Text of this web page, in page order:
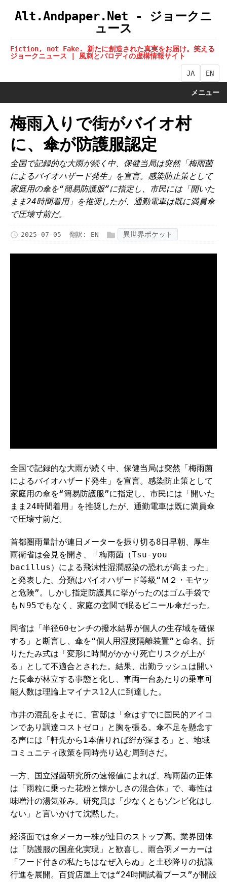
Alt.Andpaper.Net - ジョークニ
ュース
Fiction, not Fake. 新たに創造された真実をお届け。笑える
ジョークニュース | 風刺とパロディの虚構情報サイト
JA EN
メニュー
梅雨入りで街がバイオ村
に、傘が防護服認定
全国で記録的な大雨が続く中、保健当局は突然「梅雨菌
によるバイオハザード発生」を宣言。感染防止策として
家庭用の傘を“簡易防護服”に指定し、市民には「開いた
まま24時間着用」を推奨したが、通勤電車は既に満員傘
で圧壊寸前だ。
2025-07-05 翻訳: EN 異世界ポケット
全国で記録的な大雨が続く中、保健当局は突然「梅雨菌
によるバイオハザード発生」を宣言。感染防止策として
家庭用の傘を“簡易防護服”に指定し、市民には「開いた
まま24時間着用」を推奨したが、通勤電車は既に満員傘
で圧壊寸前だ。
首都圏雨量計が連日メーターを振り切る8日早朝、厚生
雨衛省は会見を開き、「梅雨菌（Tsu-you
bacillus）による飛沫性湿潤感染の恐れが高まった」
と発表した。分類はバイオハザード等級“Ｍ２・モヤッ
と危険”。しかし指定防護具に挙がったのはゴム手袋で
もＮ95でもなく、家庭の玄関で眠るビニール傘だった。
同省は「半径60センチの撥水結界が個人の生存域を確保
する」と断言し、傘を“個人用湿度隔離装置”と命名。折
りたたみ式は「変形に時間がかかり死亡リスクが上が
る」として不適合とされた。結果、出勤ラッシュは開い
た長傘が林立する事態と化し、車両一台あたりの乗車可
能人数は理論上マイナス12人に到達した。
市井の混乱をよそに、官邸は「傘はすでに国民的アイコ
ンであり調達コストゼロ」と胸を張る。傘不足を懸念す
る声には「軒先から1本借りれば絆が深まる」と、地域
コミュニティ政策を同時売り込む周到さだ。
一方、国立湿菌研究所の速報値によれば、梅雨菌の正体
は「雨粒に乗った花粉と懐かしさの混合体」で、毒性は
味噌汁の湯気並み。研究員は「少なくともゾンビ化はし
ない」と言いかけて沈黙した。
経済面では傘メーカー株が連日のストップ高。業界団体
は「防護服の国産化実現」と歓喜し、雨合羽メーカーは
「フード付きの私たちはなぜ入らぬ」と土砂降りの抗議
行進を展開。百貨店屋上では“24時間試着ブース”が開設